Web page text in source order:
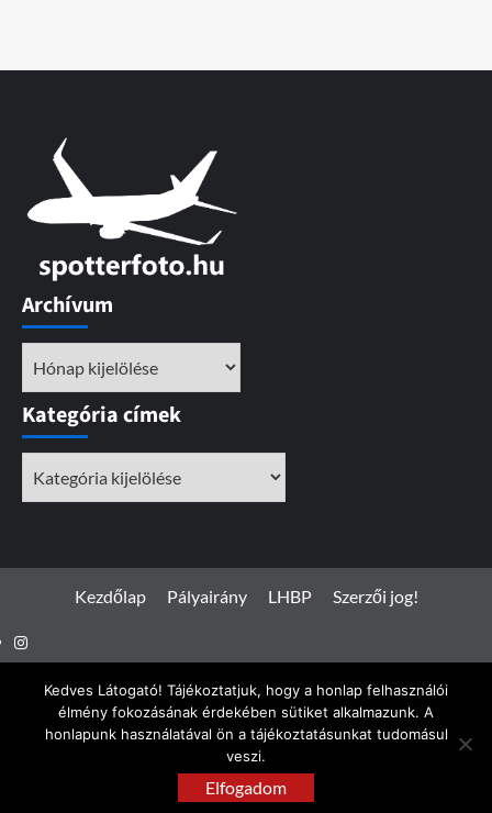
Archívum
Kategória címek
Kezdőlap Pályairány LHBP Szerzői jog!
Instagram
Spotterfoto.hu © Minden jog fenntartva 2017 - 2026
CoverNewsby AF themes.
Kedves Látogató! Tájékoztatjuk, hogy a honlap felhasználói
élmény fokozásának érdekében sütiket alkalmazunk. A
honlapunk használatával ön a tájékoztatásunkat tudomásul
veszi.
Elfogadom